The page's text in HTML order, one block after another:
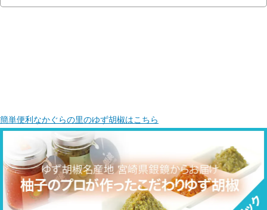
簡単便利なかぐらの里のゆず胡椒はこちら